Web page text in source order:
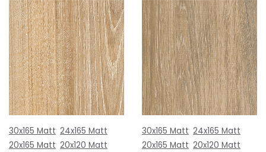
30x165 Matt 24x165 Matt
20x165 Matt 20x120 Matt
30x165 Matt 24x165 Matt
20x165 Matt 20x120 Matt